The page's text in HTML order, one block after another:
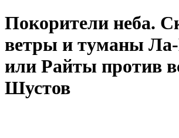
Покорители неба.
ветры и туманы
или Райты против
Шустов